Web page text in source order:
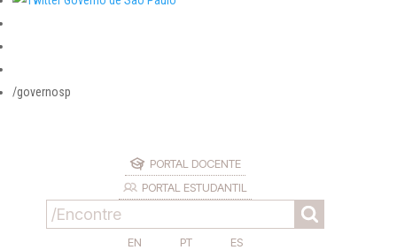
/governosp
PORTAL DOCENTE
PORTAL ESTUDANTIL
EN PT ES